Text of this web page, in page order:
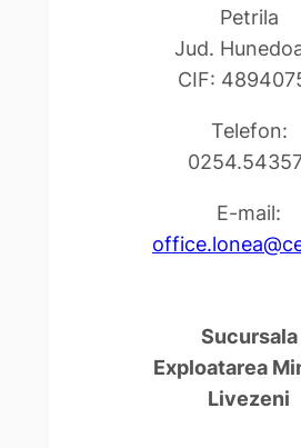
Petrila
Jud.
CIF:
Telefon:
E-mail:
Sucursala
Exploatarea
Livezeni